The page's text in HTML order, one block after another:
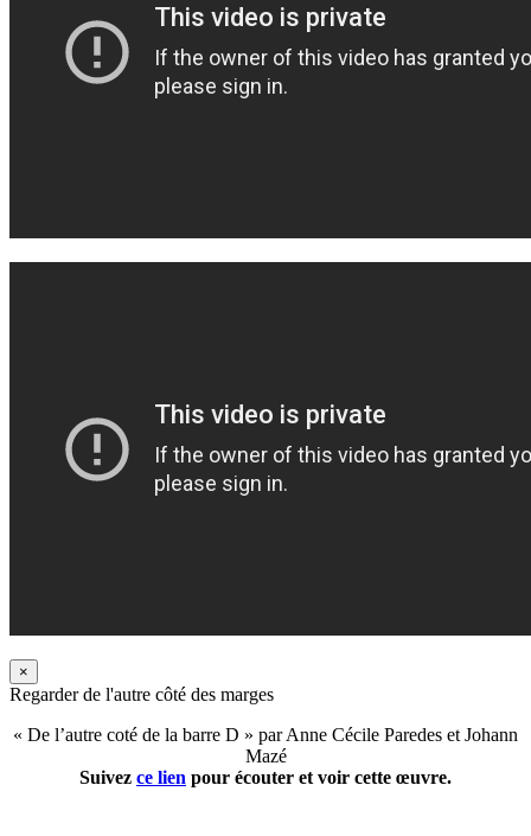
×
Regarder de l'autre côté des marges
« De l’autre coté de la barre D » par Anne Cécile Paredes et Johann
Mazé
Suivez ce lien pour écouter et voir cette œuvre.